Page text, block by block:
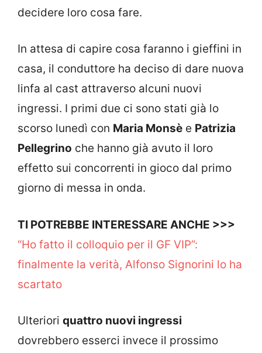
decidere loro cosa fare.
In attesa di capire cosa faranno i gieffini in
casa, il conduttore ha deciso di dare nuova
linfa al cast attraverso alcuni nuovi
ingressi. I primi due ci sono stati già lo
scorso lunedì con Maria Monsè e Patrizia
Pellegrino che hanno già avuto il loro
effetto sui concorrenti in gioco dal primo
giorno di messa in onda.
TI POTREBBE INTERESSARE ANCHE >>>
“Ho fatto il colloquio per il GF VIP”:
finalmente la verità, Alfonso Signorini lo ha
scartato
Ulteriori quattro nuovi ingressi
dovrebbero esserci invece il prossimo